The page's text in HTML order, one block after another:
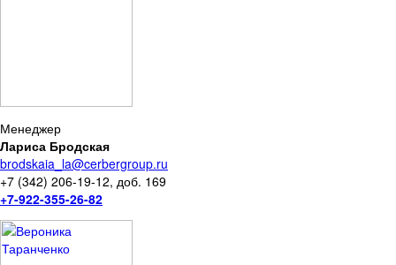
Менеджер
Лариса Бродская
brodskaia_la@cerbergroup.ru
+7 (342) 206-19-12, доб. 169
+7-922-355-26-82